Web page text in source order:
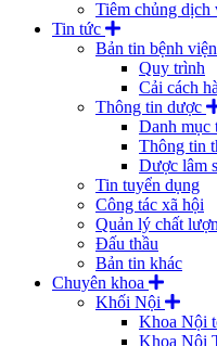
Tiêm chủng dịch
Tin tức
Bản tin bệnh viện
Quy trình
Cải cách
Thông tin dược
Danh mục
Thông tin
Dược lâm
Tin tuyển dụng
Công tác xã hội
Quản lý chất
Đấu thầu
Bản tin khác
Chuyên khoa
Khối Nội
Khoa Nội
Khoa Nội